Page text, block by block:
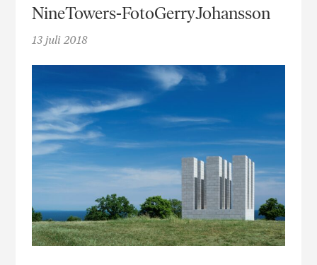
NineTowers-FotoGerryJohansson
13 juli 2018